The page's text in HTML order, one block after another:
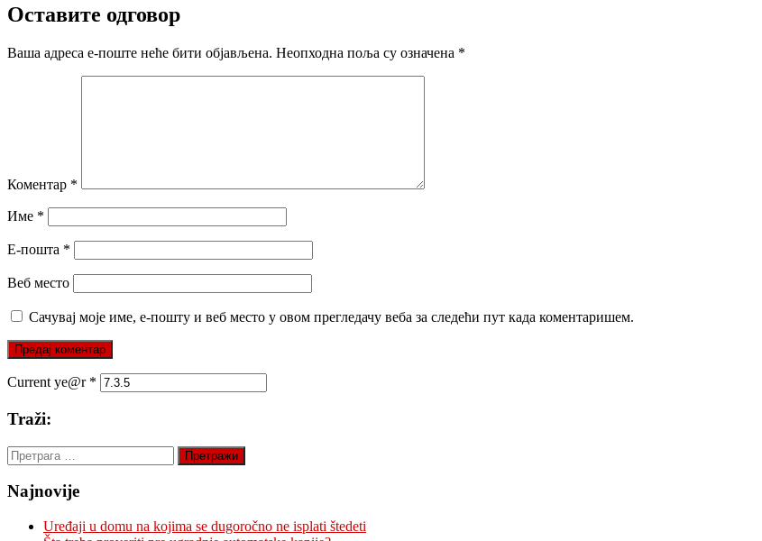
Оставите одговор
Ваша адреса е-поште неће бити објављена. Неопходна поља су означена *
Коментар *
Име *
Е-пошта *
Веб место
Сачувај моје име, е-пошту и веб место у овом прегледачу веба за следећи пут када коментаришем.
Current ye@r *
Traži:
Претрага
за:
Najnovije
Uređaji u domu na kojima se dugoročno ne isplati štedeti